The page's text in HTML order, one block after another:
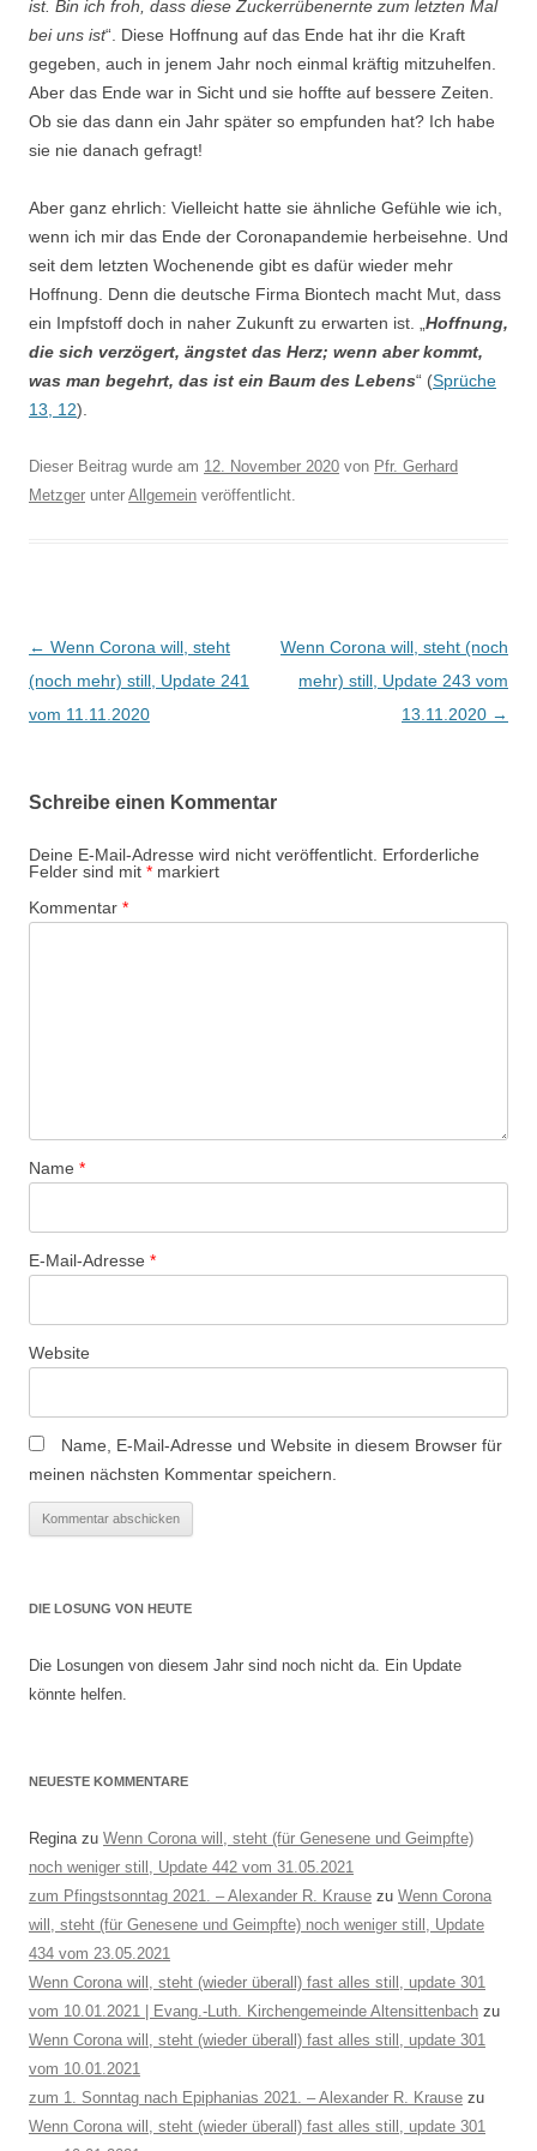
ist. Bin ich froh, dass diese Zuckerrübenernte zum letzten Mal
bei uns ist“. Diese Hoffnung auf das Ende hat ihr die Kraft
gegeben, auch in jenem Jahr noch einmal kräftig mitzuhelfen.
Aber das Ende war in Sicht und sie hoffte auf bessere Zeiten.
Ob sie das dann ein Jahr später so empfunden hat? Ich habe
sie nie danach gefragt!
Aber ganz ehrlich: Vielleicht hatte sie ähnliche Gefühle wie ich,
wenn ich mir das Ende der Coronapandemie herbeisehne. Und
seit dem letzten Wochenende gibt es dafür wieder mehr
Hoffnung. Denn die deutsche Firma Biontech macht Mut, dass
ein Impfstoff doch in naher Zukunft zu erwarten ist. „ Hoffnung,
die sich verzögert, ängstet das Herz; wenn aber kommt,
was man begehrt, das ist ein Baum des Lebens“ (Sprüche
13, 12).
Dieser Beitrag wurde am 12. November 2020 von Pfr. Gerhard
Metzger unter Allgemein veröffentlicht.
Beitragsnavigation
← Wenn Corona will, steht
(noch mehr) still, Update 241
vom 11.11.2020
Wenn Corona will, steht (noch
mehr) still, Update 243 vom
13.11.2020 →
Schreibe einen Kommentar
Deine E-Mail-Adresse wird nicht veröffentlicht. Erforderliche
Felder sind mit * markiert
Kommentar *
Name *
E-Mail-Adresse *
Website
Name, E-Mail-Adresse und Website in diesem Browser für
meinen nächsten Kommentar speichern.
DIE LOSUNG VON HEUTE
Die Losungen von diesem Jahr sind noch nicht da. Ein Update
könnte helfen.
NEUESTE KOMMENTARE
Reginazu Wenn Corona will, steht (für Genesene und Geimpfte)
noch weniger still, Update 442 vom 31.05.2021
zum Pfingstsonntag 2021. – Alexander R. Krause zu Wenn Corona
will, steht (für Genesene und Geimpfte) noch weniger still, Update
434 vom 23.05.2021
Wenn Corona will, steht (wieder überall) fast alles still, update 301
vom 10.01.2021 | Evang.-Luth. Kirchengemeinde Altensittenbach zu
Wenn Corona will, steht (wieder überall) fast alles still, update 301
vom 10.01.2021
zum 1. Sonntag nach Epiphanias 2021. – Alexander R. Krause zu
Wenn Corona will, steht (wieder überall) fast alles still, update 301